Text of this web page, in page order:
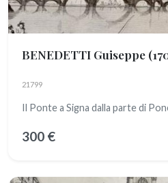
BENEDETTI Guiseppe
21799
Il Ponte a Signa dalla parte di
300 €